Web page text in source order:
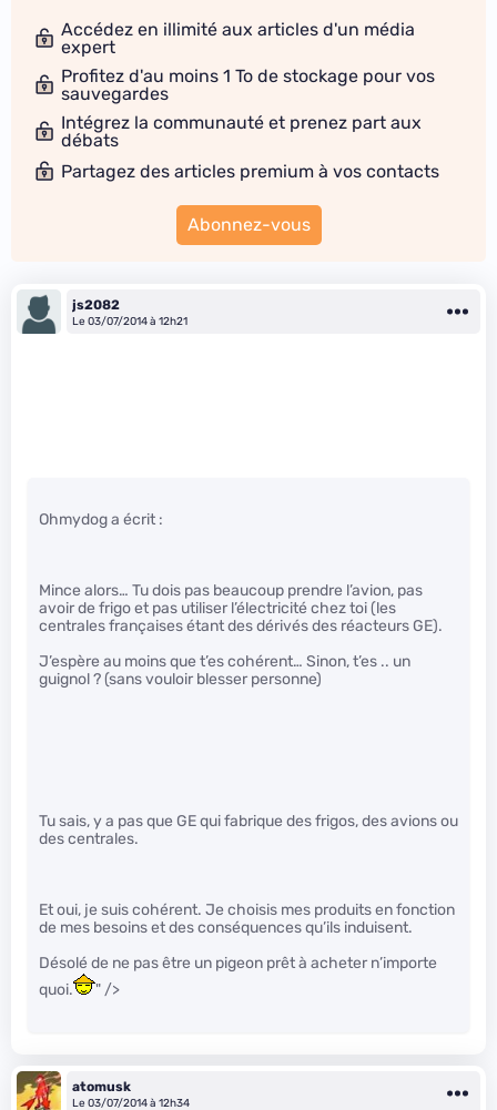
Accédez en illimité aux articles d'un média
expert
Profitez d'au moins 1 To de stockage pour vos
sauvegardes
Intégrez la communauté et prenez part aux
débats
Partagez des articles premium à vos contacts
Abonnez-vous
js2082
Le 03/07/2014 à 12h21
Ohmydog a écrit :
Mince alors… Tu dois pas beaucoup prendre l’avion, pas
avoir de frigo et pas utiliser l’électricité chez toi (les
centrales françaises étant des dérivés des réacteurs GE).
J’espère au moins que t’es cohérent… Sinon, t’es .. un
guignol ? (sans vouloir blesser personne)
Tu sais, y a pas que GE qui fabrique des frigos, des avions ou
des centrales.
Et oui, je suis cohérent. Je choisis mes produits en fonction
de mes besoins et des conséquences qu’ils induisent.
Désolé de ne pas être un pigeon prêt à acheter n’importe
quoi.
" />
atomusk
Le 03/07/2014 à 12h34